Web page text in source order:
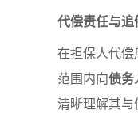
代偿责任与
在担保人代偿
范围内向债务
清晰理解其